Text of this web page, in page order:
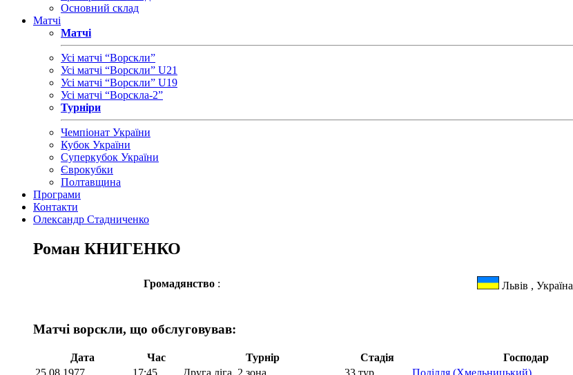
Основний склад
Матчі
Матчі
Усі матчі “Ворскли”
Усі матчі “Ворскли” U21
Усі матчі “Ворскли” U19
Усі матчі “Ворскла-2”
Турніри
Чемпіонат України
Кубок України
Суперкубок України
Єврокубки
Полтавщина
Програми
Контакти
Олександр Стадниченко
Роман КНИГЕНКО
Громадянство : Львів , Україна
Матчі ворскли, що обслуговував:
Дата Час Турнір Стадія Господар